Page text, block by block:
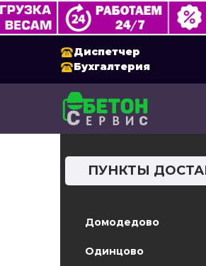
Диспетчер
Бухгалтерия
ПУНКТЫ
Домодедово
Одинцово